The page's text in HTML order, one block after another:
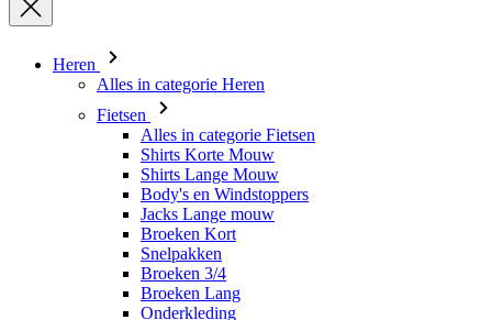
Shirts Lange Mouw
Body's en Windstoppers
Jacks Lange mouw
Broeken Kort
Snelpakken
Broeken 3/4
Broeken Lang
Onderkleding
Accessoires
Mutsen en Petten
Handschoenen
Sokken